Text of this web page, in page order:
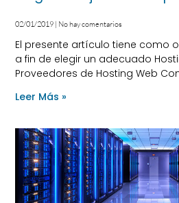
02/01/2019 No hay comentarios
El presente artículo tiene como
a fin de elegir un adecuado
Proveedores de Hosting Web
Leer Más »